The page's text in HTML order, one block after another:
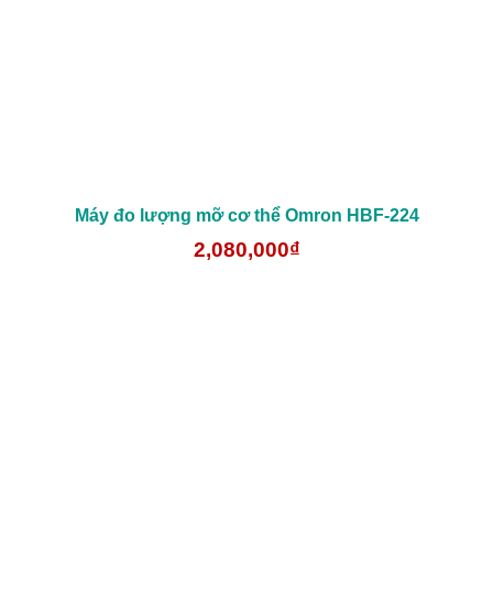
Máy đo lượng mỡ cơ thể Omron HBF-224
2,080,000₫